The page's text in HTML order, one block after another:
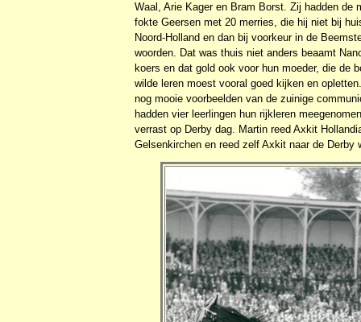
Waal, Arie Kager en Bram Borst. Zij hadden de
fokte Geersen met 20 merries, die hij niet bij
Noord-Holland en dan bij voorkeur in de
woorden. Dat was thuis niet anders beaamt
koers en dat gold ook voor hun moeder, die de
wilde leren moest vooral goed kijken en
nog mooie voorbeelden van de zuinige
hadden vier leerlingen hun rijkleren
verrast op Derby dag. Martin reed Axkit
Gelsenkirchen en reed zelf Axkit naar de Derby